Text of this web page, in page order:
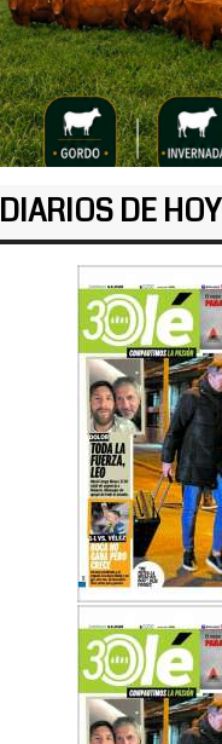
DIARIOS DE HOY